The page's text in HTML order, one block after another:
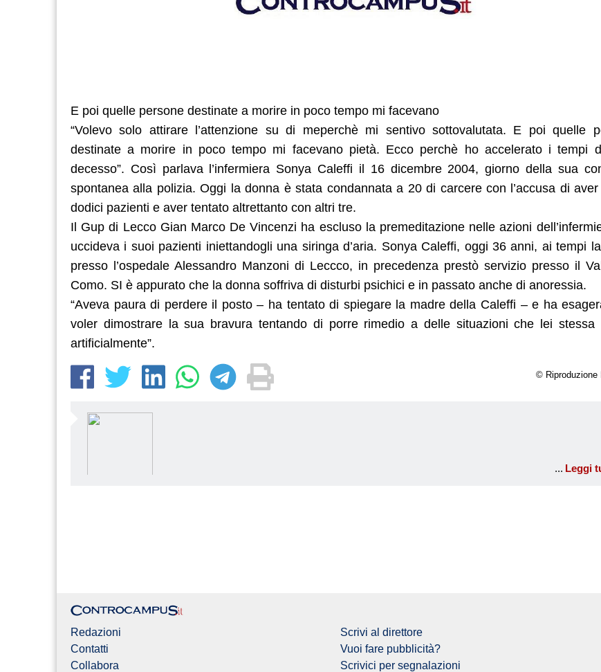
E poi quelle persone destinate a morire in poco tempo mi facevano
“Volevo solo attirare l’attenzione su di meperchè mi sentivo sottovalutata. E poi quelle
destinate a morire in poco tempo mi facevano pietà. Ecco perchè ho accelerato i tempi
decesso”. Così parlava l’infermiera Sonya Caleffi il 16 dicembre 2004, giorno della sua
spontanea alla polizia. Oggi la donna è stata condannata a 20 di carcere con l’accusa di
dodici pazienti e aver tentato altrettanto con altri tre.
Il Gup di Lecco Gian Marco De Vincenzi ha escluso la premeditazione nelle azioni
uccideva i suoi pazienti iniettandogli una siringa d’aria. Sonya Caleffi, oggi 36 anni, ai tempi
presso l’ospedale Alessandro Manzoni di Leccco, in precedenza prestò servizio presso il
Como. SI è appurato che la donna soffriva di disturbi psichici e in passato anche di anoressia.
“Aveva paura di perdere il posto – ha tentato di spiegare la madre della Caleffi – e ha
voler dimostrare la sua bravura tentando di porre rimedio a delle situazioni che lei stessa
artificialmente”.
© Riproduzione
Leggi
Redazioni
Contatti
Collabora
Scrivi al direttore
Vuoi fare pubblicità?
Scrivici per segnalazioni